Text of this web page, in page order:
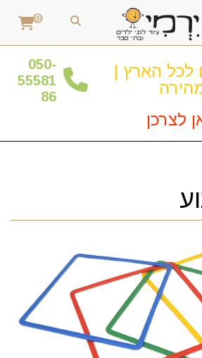
0
לכל הארץ |
050-
55581
86
לצרכן